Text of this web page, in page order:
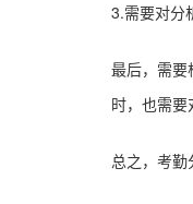
3.需要对分
最后，需要
时，也需要
总之，考勤